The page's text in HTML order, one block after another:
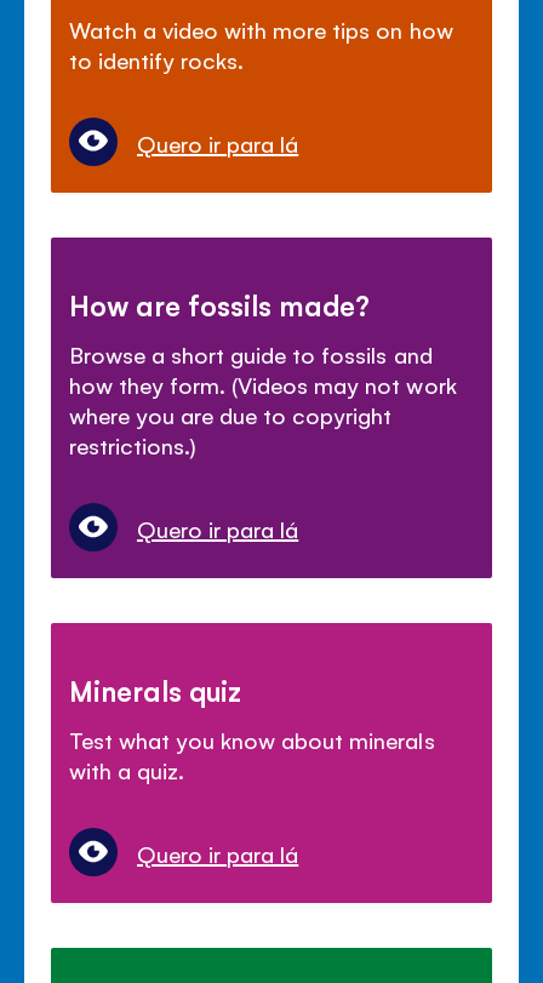
Watch a video with more tips on how
to identify rocks.
Quero ir para lá
How are fossils made?
Browse a short guide to fossils and
how they form. (Videos may not work
where you are due to copyright
restrictions.)
Quero ir para lá
Minerals quiz
Test what you know about minerals
with a quiz.
Quero ir para lá